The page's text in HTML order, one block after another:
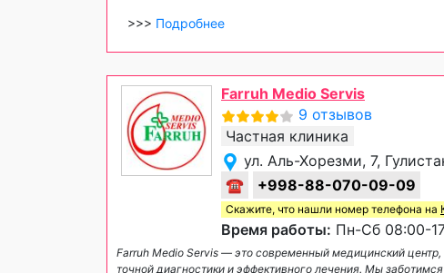
>>> Подробнее
Farruh Medio Servis
9 отзывов
Частная клиника
ул. Аль-Хорезми, 7,
☎
+998-88-070-09-09
Скажите, что нашли номер телефона на
Время работы: Пн-Сб 08:00-
Farruh Medio Servis — это современный медицинский
точной диагностики и эффективного лечения. Мы